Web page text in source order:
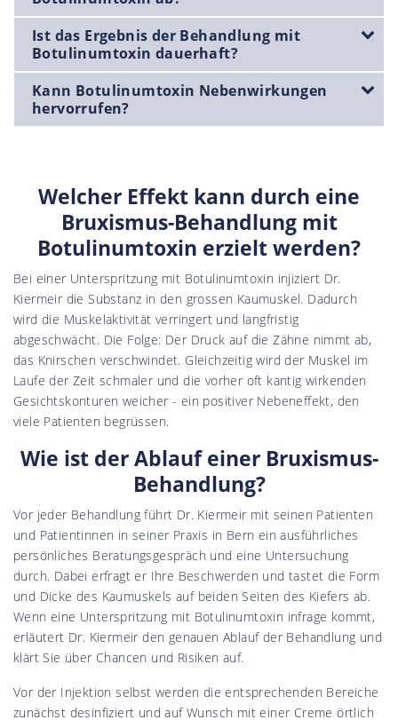
Ist das Ergebnis der Behandlung mit
Botulinumtoxin dauerhaft?
Kann Botulinumtoxin Nebenwirkungen
hervorrufen?
Welcher Effekt kann durch eine
Bruxismus-Behandlung mit
Botulinumtoxin erzielt werden?
Bei einer Unterspritzung mit Botulinumtoxin injiziert Dr.
Kiermeir die Substanz in den grossen Kaumuskel. Dadurch
wird die Muskelaktivität verringert und langfristig
abgeschwächt. Die Folge: Der Druck auf die Zähne nimmt ab,
das Knirschen verschwindet. Gleichzeitig wird der Muskel im
Laufe der Zeit schmaler und die vorher oft kantig wirkenden
Gesichtskonturen weicher - ein positiver Nebeneffekt, den
viele Patienten begrüssen.
Wie ist der Ablauf einer Bruxismus-
Behandlung?
Vor jeder Behandlung führt Dr. Kiermeir mit seinen Patienten
und Patientinnen in seiner Praxis in Bern ein ausführliches
persönliches Beratungsgespräch und eine Untersuchung
durch. Dabei erfragt er Ihre Beschwerden und tastet die Form
und Dicke des Kaumuskels auf beiden Seiten des Kiefers ab.
Wenn eine Unterspritzung mit Botulinumtoxin infrage kommt,
erläutert Dr. Kiermeir den genauen Ablauf der Behandlung und
klärt Sie über Chancen und Risiken auf.
Vor der Injektion selbst werden die entsprechenden Bereiche
zunächst desinfiziert und auf Wunsch mit einer Creme örtlich